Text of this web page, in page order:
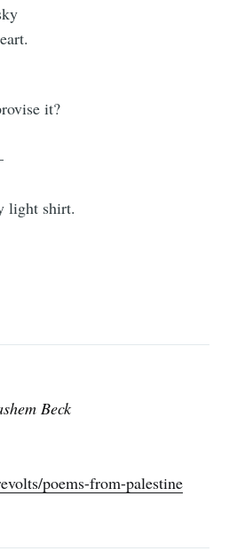
it?
light shirt.
Beck
poems-from-palestine